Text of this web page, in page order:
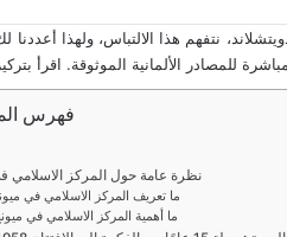
للمصادر الألمانية الموثوقة. اقرأ
فهرس
نظرة عامة حول المركز الاسلامي
ما تعريف المركز الاسلامي في
ما أهمية المركز الاسلامي في